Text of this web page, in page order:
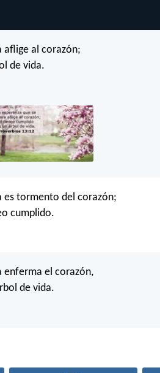
aflige al corazón;
de vida.
es tormento del corazón;
cumplido.
enferma el corazón,
de vida.